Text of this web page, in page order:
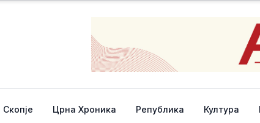
Скопје Црна Хроника Република Култура